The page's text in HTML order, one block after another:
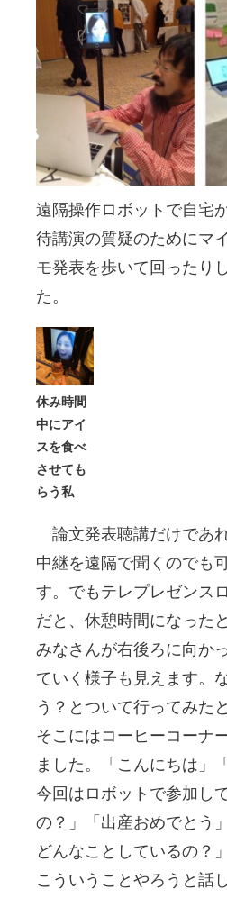
遠隔操作ロボットで自宅
待講演の質疑のためにマ
モ発表を歩いて回ったり
た。
休み時間
中にアイ
スを食べ
させても
らう私
論文発表聴講だけであ
中継を遠隔で聞くのでも
す。でもテレプレゼンス
だと、休憩時間になった
みなさんが右後ろに向か
ていく様子も見えます。
う？とついて行ってみた
そこにはコーヒーコーナ
ました。「こんにちは」
今回はロボットで参加し
の？」「出産おめでとう
どんなことしているの？
こういうことやろうと話